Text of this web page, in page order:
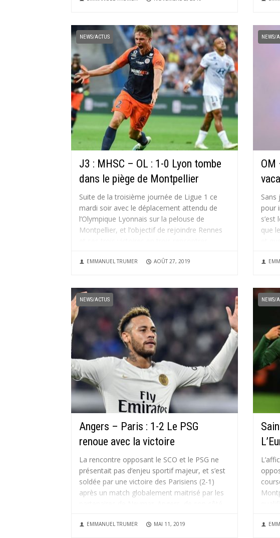
une victoire phocéenne qui relance...
NEWS/ACTUS
J3 : MHSC – OL : 1-0 Lyon tombe
dans le piège de Montpellier
Suite de la troisième journée de Ligue 1 ce
mardi soir avec le déplacement attendu de
l’Olympique Lyonnais sur la pelouse de
Montpellier, et l’objectif de rejoindre Rennes
Michel Der Zakarian qui...
EMMANUEL TRUMER AOÛT 27, 2019
NEWS/
OM
Sans
pour
que
NEWS/ACTUS
Angers – Paris : 1-2 Le PSG
renoue avec la victoire
La rencontre opposant le SCO et le PSG ne
présentait pas d’enjeu sportif majeur, et s’est
soldée par une victoire des Parisiens (2-1)
après un match globalement maitrisé par les
l’exploit devant son...
EMMANUEL TRUMER MAI 11, 2019
NEWS/
siens